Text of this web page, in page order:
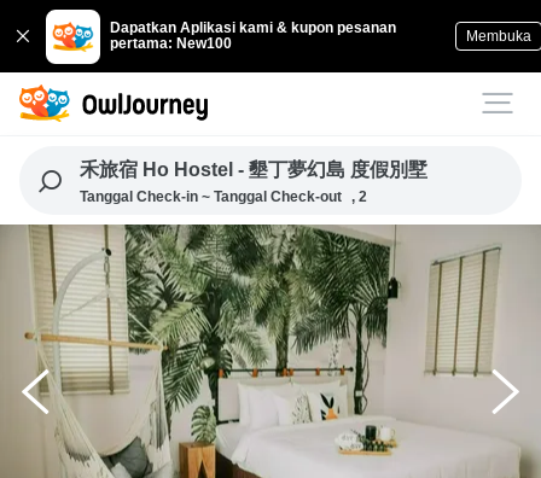
Dapatkan Aplikasi kami & kupon pesanan
pertama: New100
Membuka
禾旅宿 Ho Hostel - 墾丁夢幻島 度假別墅
Tanggal Check-in ~ Tanggal Check-out , 2